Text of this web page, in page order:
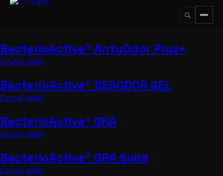
Przejdź
↵ ESC
BacterioActive® AntyOdor Plus+
Czytaj dalej
BacterioActive® DESODOR GEL
Czytaj dalej
BacterioActive® GRA
Czytaj dalej
BacterioActive® GRA Solid
Czytaj dalej